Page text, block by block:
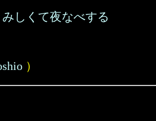
しくて夜なべする
）